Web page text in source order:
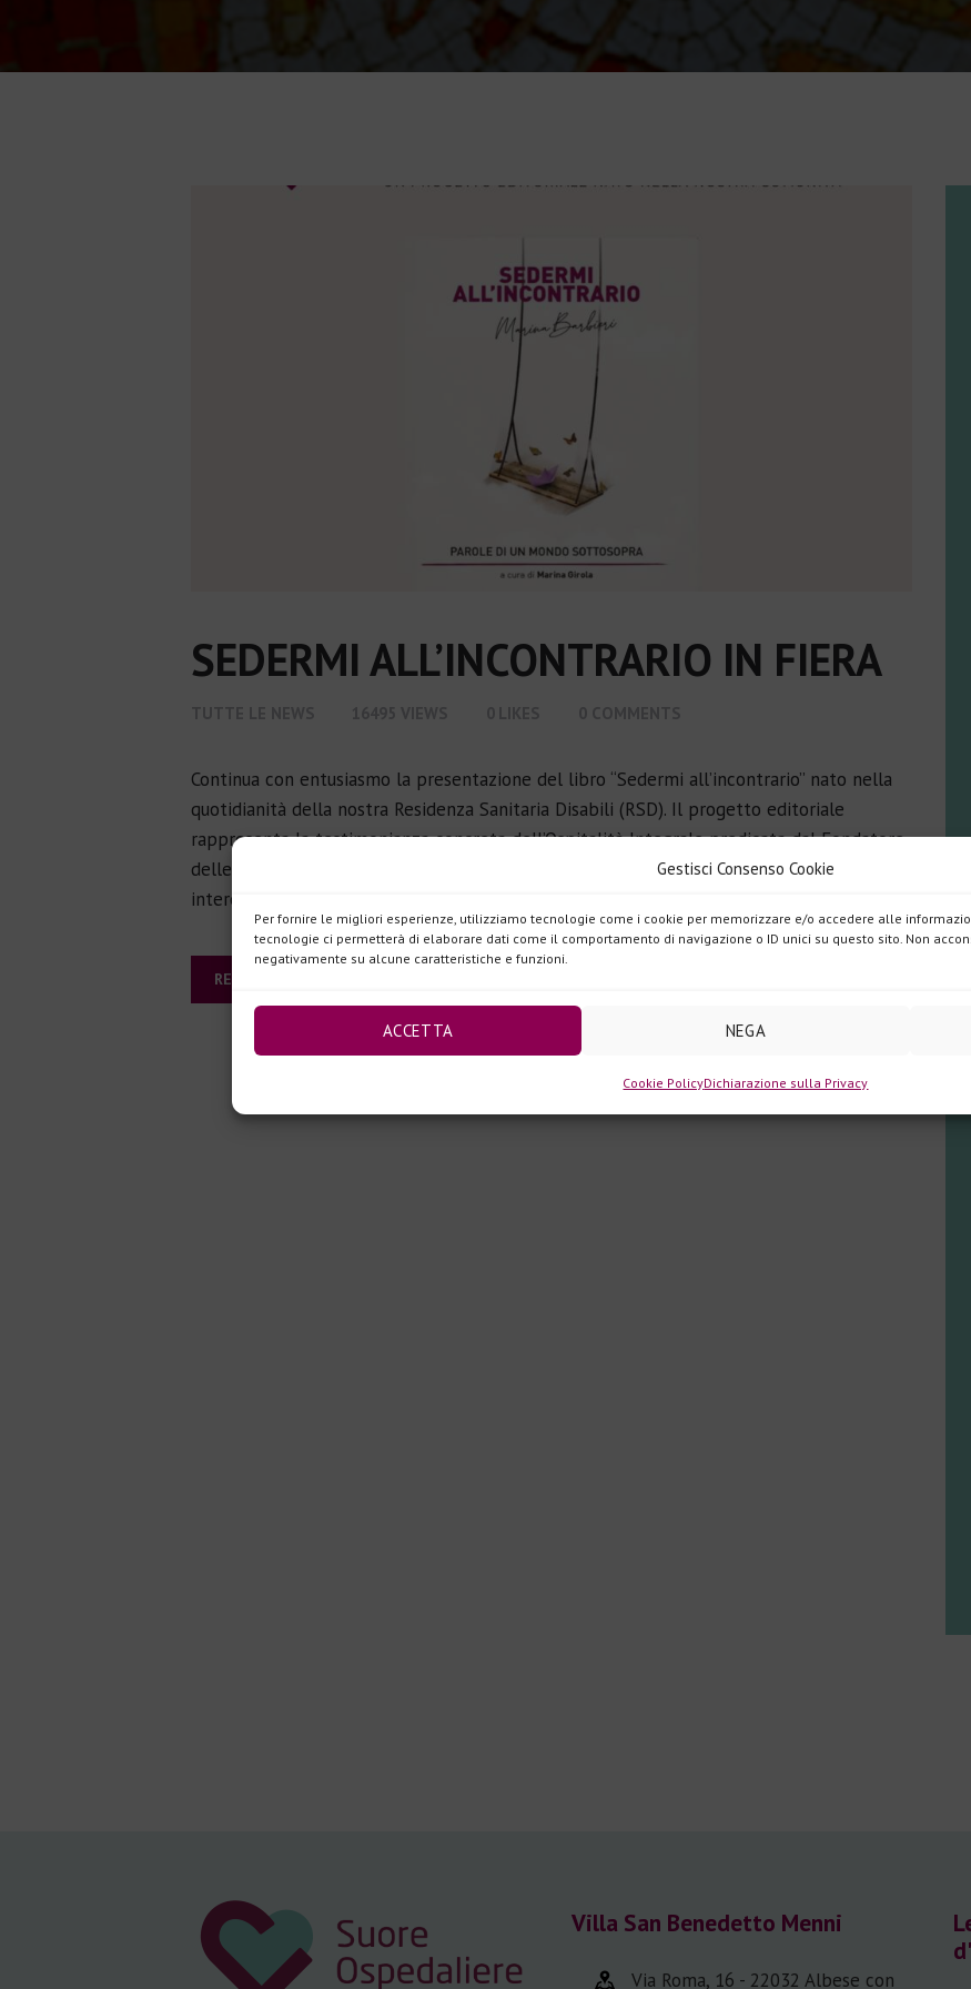
Gestisci Consenso Cookie
Per fornire le migliori esperienze, utilizziamo tecnologie come i cookie per memorizzare e/o accedere alle
tecnologie ci permetterà di elaborare dati come il comportamento di navigazione o ID unici su questo sito. Non
negativamente su alcune caratteristiche e funzioni.
ACCETTA NEGA
Cookie PolicyDichiarazione sulla Privacy
SEDERMI ALL’INCONTRARIO IN FIERA
Continua con entusiasmo la presentazione del libro “Sedermi all’incontrario” nato nella
quotidianità della nostra Residenza Sanitaria Disabili (RSD). Il progetto editoriale
rappresenta la testimonianza concreta dell’Ospitalità Integrale predicata dal Fondatore
delle Suore Ospedaliere, San Benedetto Menni: la presa in carico della Persona nella sua
interezza andando oltre la malattia. Proprio…
READ MORE
Villa San Benedetto Menni
Via Roma, 16 - 22032 Albese con